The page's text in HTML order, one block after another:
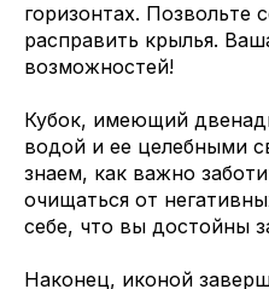
горизонтах. Позвольте
расправить крылья.
возможностей!
Кубок, имеющий
водой и ее целебными
знаем, как важно
очищаться от
себе, что вы достойны
Наконец, иконой